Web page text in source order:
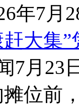
年7月
大集
7月23
摊位前